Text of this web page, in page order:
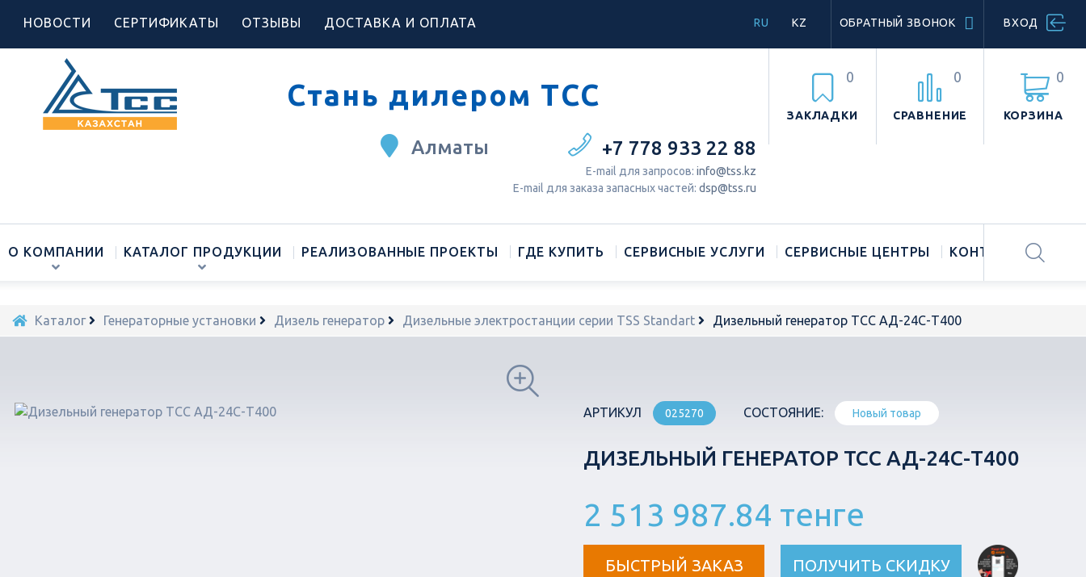
НОВОСТИ СЕРТИФИКАТЫ ОТЗЫВЫ ДОСТАВКА И ОПЛАТА ВХОД
ОБРАТНЫЙ ЗВОНОК
RU KZ
Стань дилером ТСС
КОРЗИНА
0
ЗАКЛАДКИ
0
СРАВНЕНИЕ
0
+7 778 933 22 88
Е-mail для запросов: info@tss.kz
Е-mail для заказа запасных частей: dsp@tss.ru
Алматы
О КОМПАНИИ КАТАЛОГ ПРОДУКЦИИ РЕАЛИЗОВАННЫЕ ПРОЕКТЫ ГДЕ КУПИТЬ СЕРВИСНЫЕ УСЛУГИ СЕРВИСНЫЕ ЦЕНТРЫ КОНТАКТЫ
Каталог Генераторные установки Дизель генератор Дизельные электростанции серии TSS Standart Дизельный генератор ТСС АД-24С-Т400
АРТИКУЛ 025270 СОСТОЯНИЕ: Новый товар
ДИЗЕЛЬНЫЙ ГЕНЕРАТОР ТСС АД-24С-Т400
2 513 987.84 тенге
БЫСТРЫЙ ЗАКАЗ ПОЛУЧИТЬ СКИДКУ